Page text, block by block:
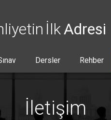
İlkAdresi
Dersler Rehber
İletişim